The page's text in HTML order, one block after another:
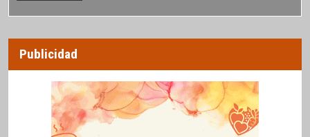
Publicidad